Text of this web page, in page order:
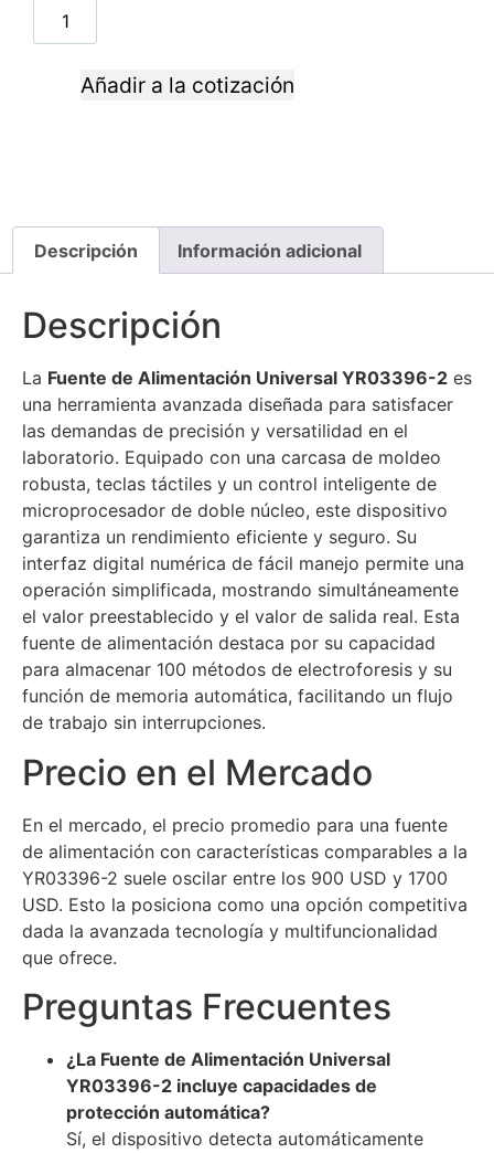
Añadir a la cotización
Descripción Información adicional
Descripción
La Fuente de Alimentación Universal YR03396-2 es
una herramienta avanzada diseñada para satisfacer
las demandas de precisión y versatilidad en el
laboratorio. Equipado con una carcasa de moldeo
robusta, teclas táctiles y un control inteligente de
microprocesador de doble núcleo, este dispositivo
garantiza un rendimiento eficiente y seguro. Su
interfaz digital numérica de fácil manejo permite una
operación simplificada, mostrando simultáneamente
el valor preestablecido y el valor de salida real. Esta
fuente de alimentación destaca por su capacidad
para almacenar 100 métodos de electroforesis y su
función de memoria automática, facilitando un flujo
de trabajo sin interrupciones.
Precio en el Mercado
En el mercado, el precio promedio para una fuente
de alimentación con características comparables a la
YR03396-2 suele oscilar entre los 900 USD y 1700
USD. Esto la posiciona como una opción competitiva
dada la avanzada tecnología y multifuncionalidad
que ofrece.
Preguntas Frecuentes
¿La Fuente de Alimentación Universal
YR03396-2 incluye capacidades de
protección automática?
Sí, el dispositivo detecta automáticamente